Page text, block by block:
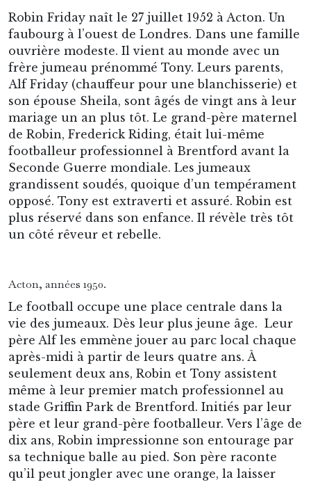
Robin Friday naît le 27 juillet 1952 à Acton. Un
faubourg à l’ouest de Londres. Dans une famille
ouvrière modeste. Il vient au monde avec un
frère jumeau prénommé Tony. Leurs parents,
Alf Friday (chauffeur pour une blanchisserie) et
son épouse Sheila, sont âgés de vingt ans à leur
mariage un an plus tôt. Le grand-père maternel
de Robin, Frederick Riding, était lui-même
footballeur professionnel à Brentford avant la
Seconde Guerre mondiale. Les jumeaux
grandissent soudés, quoique d’un tempérament
opposé. Tony est extraverti et assuré. Robin est
plus réservé dans son enfance. Il révèle très tôt
un côté rêveur et rebelle.
Acton, années 1950.
Le football occupe une place centrale dans la
vie des jumeaux. Dès leur plus jeune âge. Leur
père Alf les emmène jouer au parc local chaque
après-midi à partir de leurs quatre ans. À
seulement deux ans, Robin et Tony assistent
même à leur premier match professionnel au
stade Griffin Park de Brentford. Initiés par leur
père et leur grand-père footballeur. Vers l’âge de
dix ans, Robin impressionne son entourage par
sa technique balle au pied. Son père raconte
qu’il peut jongler avec une orange, la laisser